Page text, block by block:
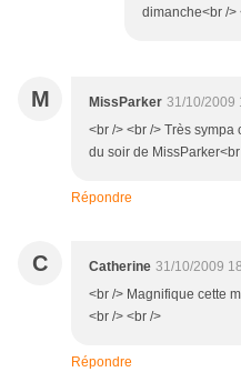
dimanche<br />
M MissParker 31/10/2009
<br /> <br /> Très sympa
du soir de
Répondre
C Catherine 31/10/2009
<br /> Magnifique cette
<br /> <br />
Répondre